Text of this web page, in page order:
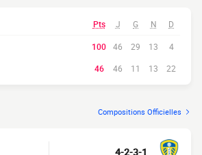
Pts J G N D
100 46 29 13
4
46 46 11 13 22
Compositions Officielles
4-2-3-1